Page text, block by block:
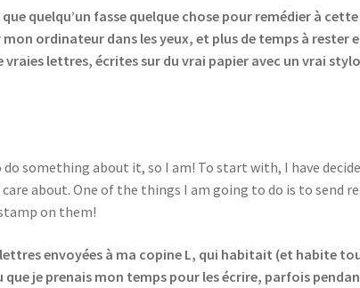
quelqu’un fasse quelque chose pour remédier à
mon ordinateur dans les yeux, et plus de temps à rester
vraies lettres, écrites sur du vrai papier avec un vrai
something about it, so I am! To start with, I have
about. One of the things I am going to do is to send
on them!
envoyées à ma copine L, qui habitait (et habite
que je prenais mon temps pour les écrire, parfois